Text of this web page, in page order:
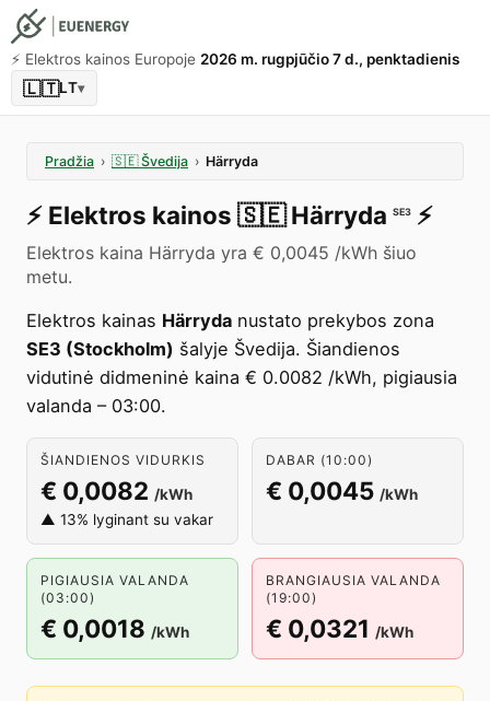
⚡️ Elektros kainos Europoje 2026 m. rugpjūčio 7 d., penktadienis
🇱🇹LT▾
Pradžia › 🇸🇪 Švedija › Härryda
⚡️ Elektros kainos 🇸🇪 Härryda SE3 ⚡️
Elektros kaina Härryda yra € 0,0045 /kWh šiuo
metu.
Elektros kainas Härryda nustato prekybos zona
SE3 (Stockholm) šalyje Švedija. Šiandienos
vidutinė didmeninė kaina € 0.0082 /kWh, pigiausia
valanda – 03:00.
ŠIANDIENOS VIDURKIS
€ 0,0082 /kWh
▲ 13% lyginant su vakar
DABAR (10:00)
€ 0,0045 /kWh
PIGIAUSIA VALANDA
(03:00)
€ 0,0018 /kWh
BRANGIAUSIA VALANDA
(19:00)
€ 0,0321 /kWh